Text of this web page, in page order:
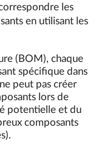
les
en utilisant les
(BOM), chaque
spécifique dans
peut pas créer
lors de
potentielle et du
composants